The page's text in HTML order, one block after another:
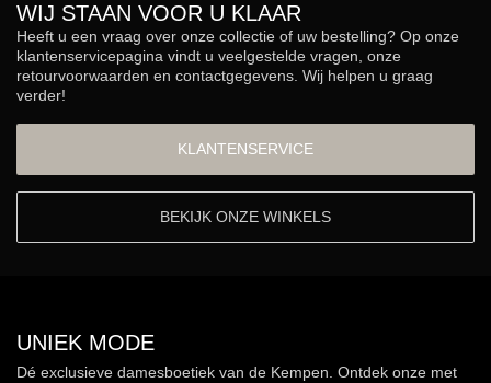
WIJ STAAN VOOR U KLAAR
Heeft u een vraag over onze collectie of uw bestelling? Op onze
klantenservicepagina vindt u veelgestelde vragen, onze
retourvoorwaarden en contactgegevens. Wij helpen u graag
verder!
KLANTENSERVICE
BEKIJK ONZE WINKELS
UNIEK MODE
Dé exclusieve damesboetiek van de Kempen. Ontdek onze met